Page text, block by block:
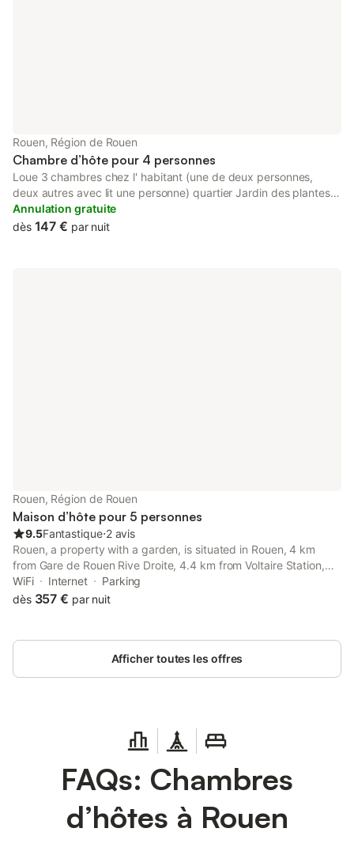
Rouen, Région de Rouen
Chambre d’hôte pour 4 personnes
Loue 3 chambres chez l' habitant (une de deux personnes,
deux autres avec lit une personne) quartier Jardin des plantes,
à 150 mètres des transports en commun. A 10 minutes du
centre ville ou des quais pour l Armada. Vous aurez l' étage pour
Annulation gratuite
dès 147 € par nuit
Rouen, Région de Rouen
Maison d’hôte pour 5 personnes
9.5Fantastique⋅2 avis
Rouen, a property with a garden, is situated in Rouen, 4 km
from Gare de Rouen Rive Droite, 4.4 km from Voltaire Station,
Rouen, as well as 5.1 km from Rouen Kindarena Sports Hall.
WiFi Internet
Parking
dès 357 € par nuit
Afficher toutes les offres
FAQs: Chambres
d’hôtes à Rouen